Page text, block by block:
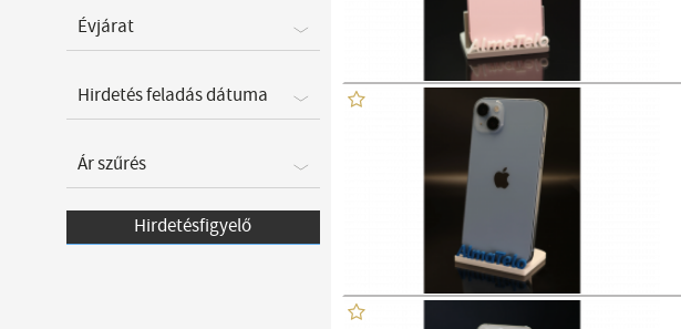
Évjárat
Hirdetés feladás dátuma
Ár szűrés
Hirdetésfigyelő